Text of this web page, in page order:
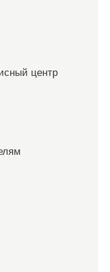
центр